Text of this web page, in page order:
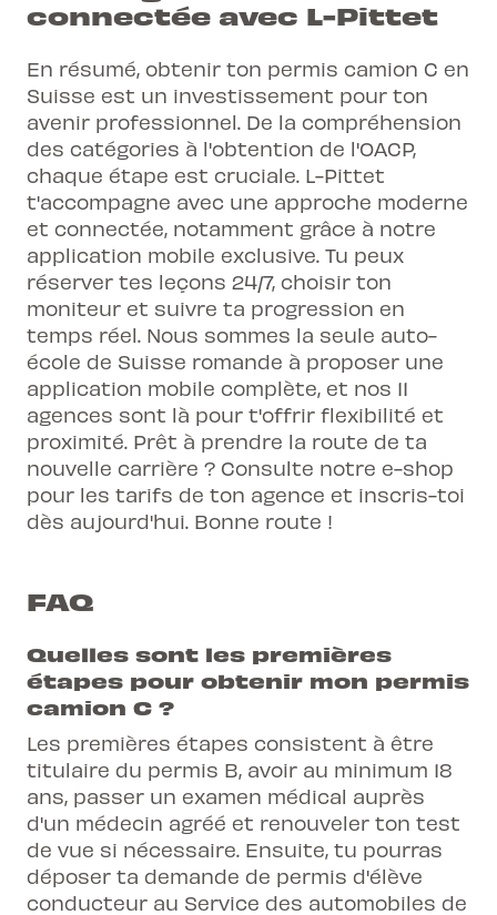
connectée avec L-Pittet
En résumé, obtenir ton permis camion C en
Suisse est un investissement pour ton
avenir professionnel. De la compréhension
des catégories à l'obtention de l'OACP,
chaque étape est cruciale. L-Pittet
t'accompagne avec une approche moderne
et connectée, notamment grâce à notre
application mobile exclusive. Tu peux
réserver tes leçons 24/7, choisir ton
moniteur et suivre ta progression en
temps réel. Nous sommes la seule auto-
école de Suisse romande à proposer une
application mobile complète, et nos 11
agences sont là pour t'offrir flexibilité et
proximité. Prêt à prendre la route de ta
nouvelle carrière ? Consulte notre e-shop
pour les tarifs de ton agence et inscris-toi
dès aujourd'hui. Bonne route !
FAQ
Quelles sont les premières
étapes pour obtenir mon permis
camion C ?
Les premières étapes consistent à être
titulaire du permis B, avoir au minimum 18
ans, passer un examen médical auprès
d'un médecin agréé et renouveler ton test
de vue si nécessaire. Ensuite, tu pourras
déposer ta demande de permis d'élève
conducteur au Service des automobiles de